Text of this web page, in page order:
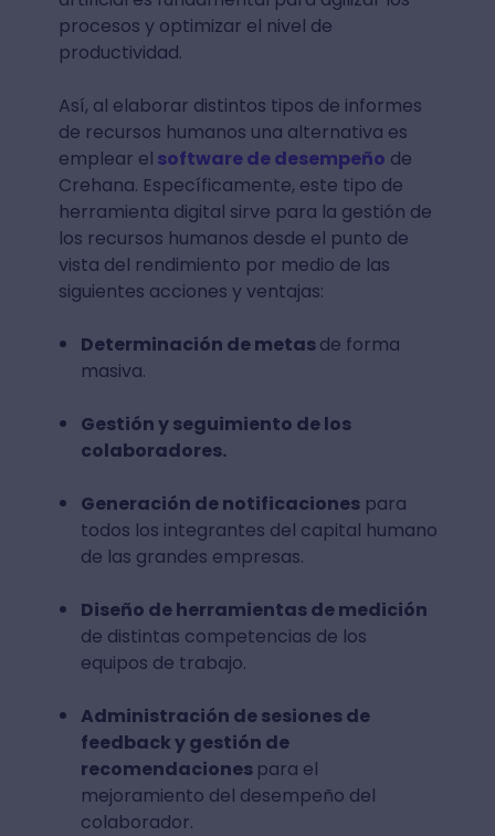
procesos y optimizar el nivel de
productividad.
Así, al elaborar distintos tipos de informes
de recursos humanos una alternativa es
emplear el software de desempeño de
Crehana. Específicamente, este tipo de
herramienta digital sirve para la gestión de
los recursos humanos desde el punto de
vista del rendimiento por medio de las
siguientes acciones y ventajas:
Determinación de metasde forma
masiva.
Gestión y seguimiento de los
colaboradores.
Generación de notificacionespara
todos los integrantes del capital humano
de las grandes empresas.
Diseño de herramientas de medición
de distintas competencias de los
equipos de trabajo.
Administración de sesiones de
feedback y gestión de
recomendaciones para el
mejoramiento del desempeño del
colaborador.